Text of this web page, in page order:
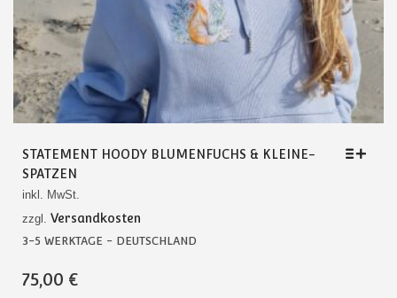
STATEMENT HOODY BLUMENFUCHS & KLEINE-
SPATZEN
inkl. MwSt.
zzgl. Versandkosten
3-5 WERKTAGE - DEUTSCHLAND
PRODUKT
75,00 €